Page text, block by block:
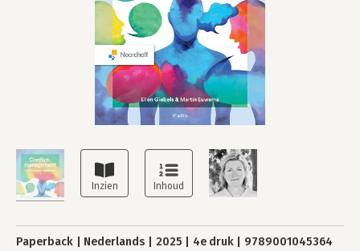
Paperback Nederlands 2025 4e druk 9789001045364